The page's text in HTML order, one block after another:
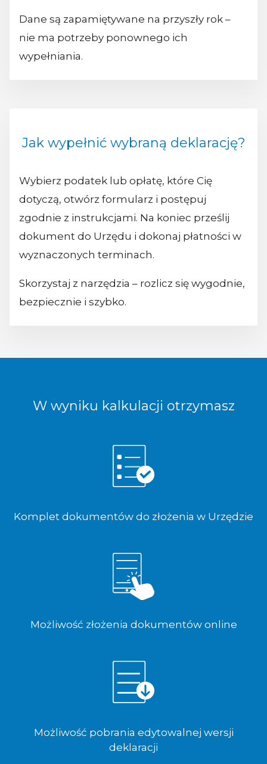
Dane są zapamiętywane na przyszły rok –
nie ma potrzeby ponownego ich
wypełniania.
Jak wypełnić wybraną deklarację?
Wybierz podatek lub opłatę, które Cię
dotyczą, otwórz formularz i postępuj
zgodnie z instrukcjami. Na koniec prześlij
dokument do Urzędu i dokonaj płatności w
wyznaczonych terminach.
Skorzystaj z narzędzia – rozlicz się wygodnie,
bezpiecznie i szybko.
W wyniku kalkulacji otrzymasz
Komplet dokumentów do złożenia w Urzędzie
Możliwość złożenia dokumentów online
Możliwość pobrania edytowalnej wersji
deklaracji